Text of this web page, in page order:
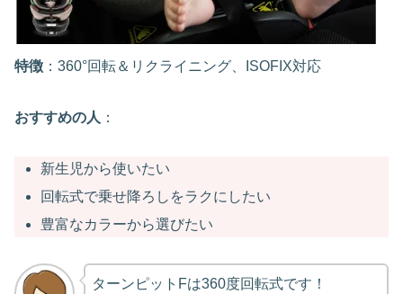
特徴 ：360°回転＆リクライニング、ISOFIX対応
おすすめの人 ：
新生児から使いたい
回転式で乗せ降ろしをラクにしたい
豊富なカラーから選びたい
ターンピットFは360度回転式です！